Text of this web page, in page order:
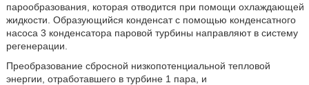
парообразования, которая отводится при помощи охлаждающей
жидкости. Образующийся конденсат с помощью конденсатного
насоса 3 конденсатора паровой турбины направляют в систему
регенерации.
Преобразование сбросной низкопотенциальной тепловой
энергии, отработавшего в турбине 1 пара, и